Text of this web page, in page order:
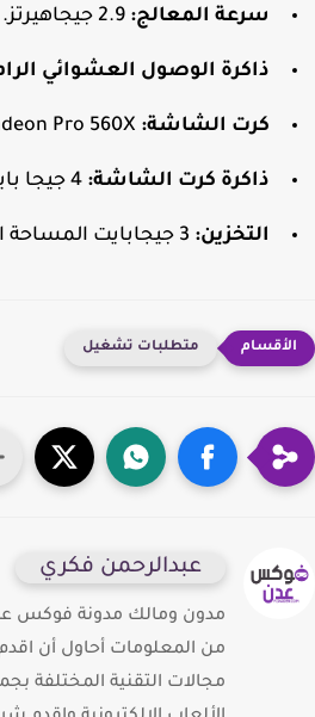
سرعة المعالج:2.9 جيجاهيرتز.
ذاكرة الوصول العشوائيالرام:8 جيجابايت.
كرت الشاشة:
AMD Radeon Pro 560X.
ذاكرة كرت الشاشة:4 جيجا بايت.
التخزين:3 جيجابايت المساحة المتاحة.
متطلبات تشغيل
عبدالرحمن فكري
مدون ومالك مدونة فوكس عدن،
من المعلومات أحاول أن اقدم
مجالات التقنية المختلفة